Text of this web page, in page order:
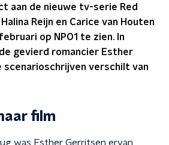
aan de nieuwe tv-serie Red
Reijn en Carice van Houten
op NPO1 te zien. In
gevierd romancier Esther
scenarioschrijven verschilt van
film
was Esther Gerritsen ervan